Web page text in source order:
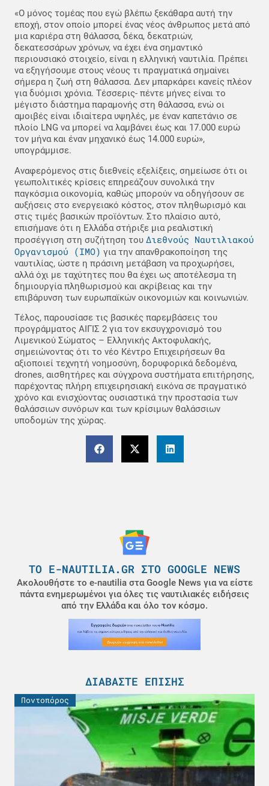
«Ο μόνος τομέας που εγώ βλέπω ξεκάθαρα αυτή την
εποχή, στον οποίο μπορεί ένας νέος άνθρωπος μετά από
μια καριέρα στη θάλασσα, δέκα, δεκατριών,
δεκατεσσάρων χρόνων, να έχει ένα σημαντικό
περιουσιακό στοιχείο, είναι η ελληνική ναυτιλία. Πρέπει
να εξηγήσουμε στους νέους τι πραγματικά σημαίνει
σήμερα η ζωή στη θάλασσα. Δεν μπαρκάρει κανείς πλέον
για δυόμισι χρόνια. Τέσσερις- πέντε μήνες είναι το
μέγιστο διάστημα παραμονής στη θάλασσα, ενώ οι
αμοιβές είναι ιδιαίτερα υψηλές, με έναν καπετάνιο σε
πλοίο LNG να μπορεί να λαμβάνει έως και 17.000 ευρώ
τον μήνα και έναν μηχανικό έως 14.000 ευρώ»,
υπογράμμισε.
Αναφερόμενος στις διεθνείς εξελίξεις, σημείωσε ότι οι
γεωπολιτικές κρίσεις επηρεάζουν συνολικά την
παγκόσμια οικονομία, καθώς μπορούν να οδηγήσουν σε
αυξήσεις στο ενεργειακό κόστος, στον πληθωρισμό και
στις τιμές βασικών προϊόντων. Στο πλαίσιο αυτό,
επισήμανε ότι η Ελλάδα στήριξε μια ρεαλιστική
προσέγγιση στη συζήτηση του Διεθνούς Ναυτιλιακού
Οργανισμού (IMO) για την απανθρακοποίηση της
ναυτιλίας, ώστε η πράσινη μετάβαση να προχωρήσει,
αλλά όχι με ταχύτητες που θα έχει ως αποτέλεσμα τη
δημιουργία πληθωρισμού και ακρίβειας και την
επιβάρυνση των ευρωπαϊκών οικονομιών και κοινωνιών.
Τέλος, παρουσίασε τις βασικές παρεμβάσεις του
προγράμματος ΑΙΓΙΣ 2 για τον εκσυγχρονισμό του
Λιμενικού Σώματος – Ελληνικής Ακτοφυλακής,
σημειώνοντας ότι το νέο Κέντρο Επιχειρήσεων θα
αξιοποιεί τεχνητή νοημοσύνη, δορυφορικά δεδομένα,
drones, αισθητήρες και σύγχρονα συστήματα επιτήρησης,
παρέχοντας πλήρη επιχειρησιακή εικόνα σε πραγματικό
χρόνο και ενισχύοντας ουσιαστικά την προστασία των
θαλάσσιων συνόρων και των κρίσιμων θαλάσσιων
υποδομών της χώρας.
ΤΟ E-NAUTILIA.GR ΣΤΟ GOOGLE NEWS
Ακολουθήστε το e-nautilia στα Google News για να είστε
πάντα ενημερωμένοι για όλες τις ναυτιλιακές ειδήσεις
από την Ελλάδα και όλο τον κόσμο.
ΔΙΑΒΆΣΤΕ ΕΠΊΣΗΣ
Ποντοπόρος